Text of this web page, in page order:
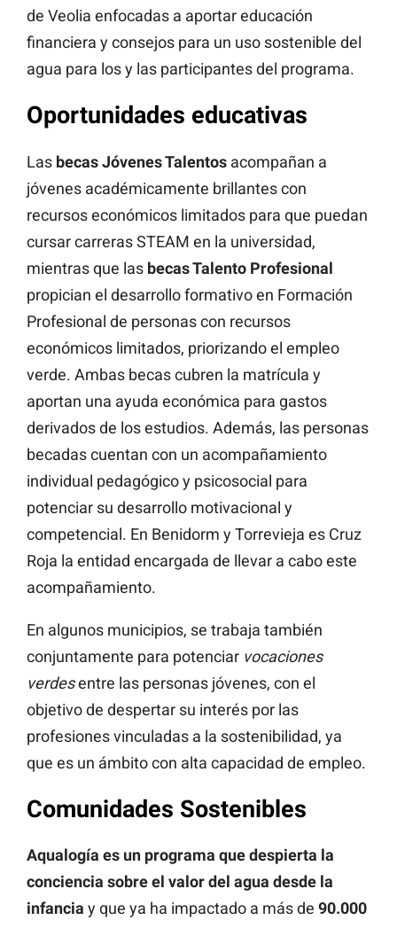
de Veolia enfocadas a aportar educación
financiera y consejos para un uso sostenible del
agua para los y las participantes del programa.
Oportunidades educativas
Las becas Jóvenes Talentos acompañan a
jóvenes académicamente brillantes con
recursos económicos limitados para que puedan
cursar carreras STEAM en la universidad,
mientras que las becas Talento Profesional
propician el desarrollo formativo en Formación
Profesional de personas con recursos
económicos limitados, priorizando el empleo
verde. Ambas becas cubren la matrícula y
aportan una ayuda económica para gastos
derivados de los estudios. Además, las personas
becadas cuentan con un acompañamiento
individual pedagógico y psicosocial para
potenciar su desarrollo motivacional y
competencial. En Benidorm y Torrevieja es Cruz
Roja la entidad encargada de llevar a cabo este
acompañamiento.
En algunos municipios, se trabaja también
conjuntamente para potenciar vocaciones
verdesentre las personas jóvenes, con el
objetivo de despertar su interés por las
profesiones vinculadas a la sostenibilidad, ya
que es un ámbito con alta capacidad de empleo.
Comunidades Sostenibles
Aqualogía es un programa que despierta la
conciencia sobre el valor del agua desde la
infancia y que ya ha impactado a más de 90.000